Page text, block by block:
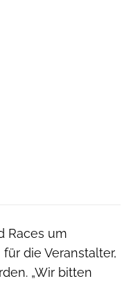
Races um
die Veranstalter,
„Wir bitten